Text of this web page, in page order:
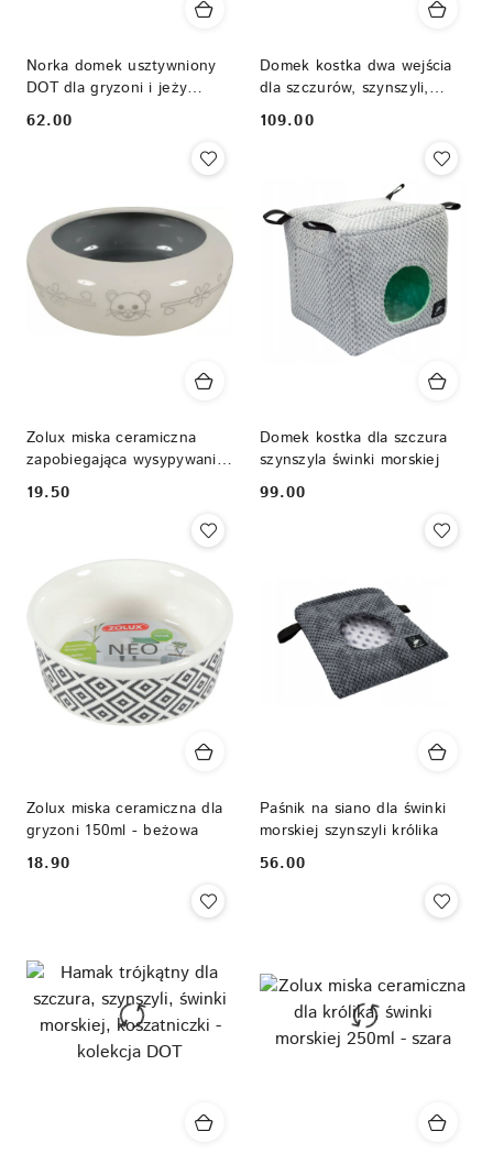
Norka domek usztywniony
DOT dla gryzoni i jeży
pigmejskich
Cena:
62.00
Domek kostka dwa wejścia
dla szczurów, szynszyli,
koszatniczek, świnek
morskich, wiewiórek
Cena:
109.00
Zolux miska ceramiczna
zapobiegająca wysypywaniu
karmy 250ml beżowa
Cena:
19.50
Domek kostka dla szczura
szynszyla świnki morskiej
Cena:
99.00
Zolux miska ceramiczna dla
gryzoni 150ml - beżowa
Cena:
18.90
Paśnik na siano dla świnki
morskiej szynszyli królika
Cena:
56.00